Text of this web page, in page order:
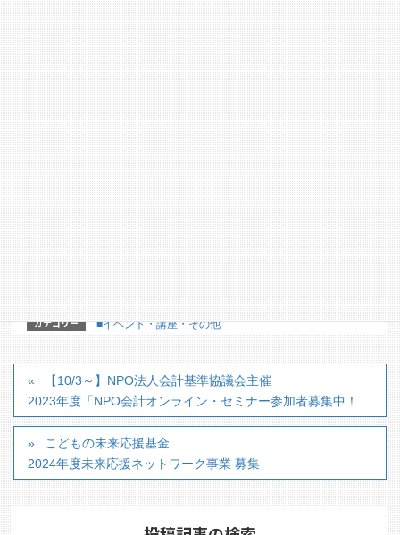
【問合せ先】認定特定非営利活動法人 しがNPOセン
ター
電話：0748-34-3033
【詳細パンフレット】
カテゴリー ■イベント・講座・その他
【10/3～】NPO法人会計基準協議会主催
2023年度「NPO会計オンライン・セミナー参加者募集中！
こどもの未来応援基金
2024年度未来応援ネットワーク事業 募集